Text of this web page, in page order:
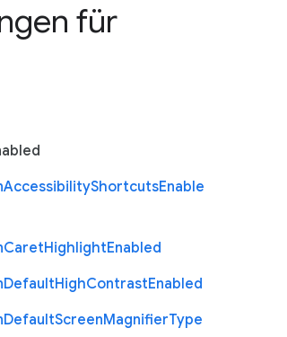
für
AccessibilityShortcutsEnable
CaretHighlightEnabled
DefaultHighContrastEnabled
DefaultScreenMagnifierType